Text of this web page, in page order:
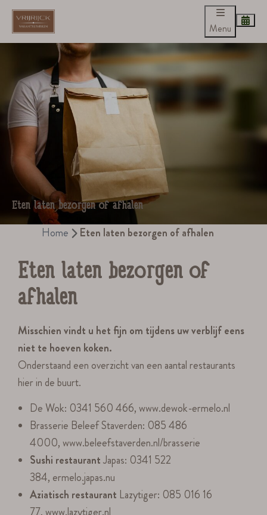
Menu
Eten laten bezorgen of afhalen
Home Eten laten bezorgen of afhalen
Eten laten bezorgen of
afhalen
Misschien vindt u het fijn om tijdens uw verblijf eens
niet te hoeven koken.
Onderstaand een overzicht van een aantal restaurants
hier in de buurt.
De Wok: 0341 560 466, www.dewok-ermelo.nl
Brasserie Beleef Staverden: 085 486
4000, www.beleefstaverden.nl/brasserie
Sushi restaurantJapas: 0341 522
384, ermelo.japas.nu
Aziatisch restaurant Lazytiger: 085 016 16